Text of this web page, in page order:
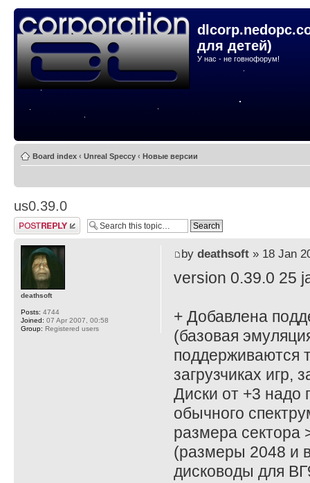
для детей)
У нас - не говнофорум!
Board index ‹ Unreal Speccy ‹ Новые версии
us0.39.0
Post a reply
by deathsoft» 18 Jan
version 0.39.0 25
+ Добавлена
(базовая
поддерживаются
загрузчиках игр,
Диски от +3 надо
обычного
размера сектора
(размеры 2048 и
дисководы для
deathsoft
Posts: 4744
Joined: 07 Apr 2007, 00:58
Group: Registered users